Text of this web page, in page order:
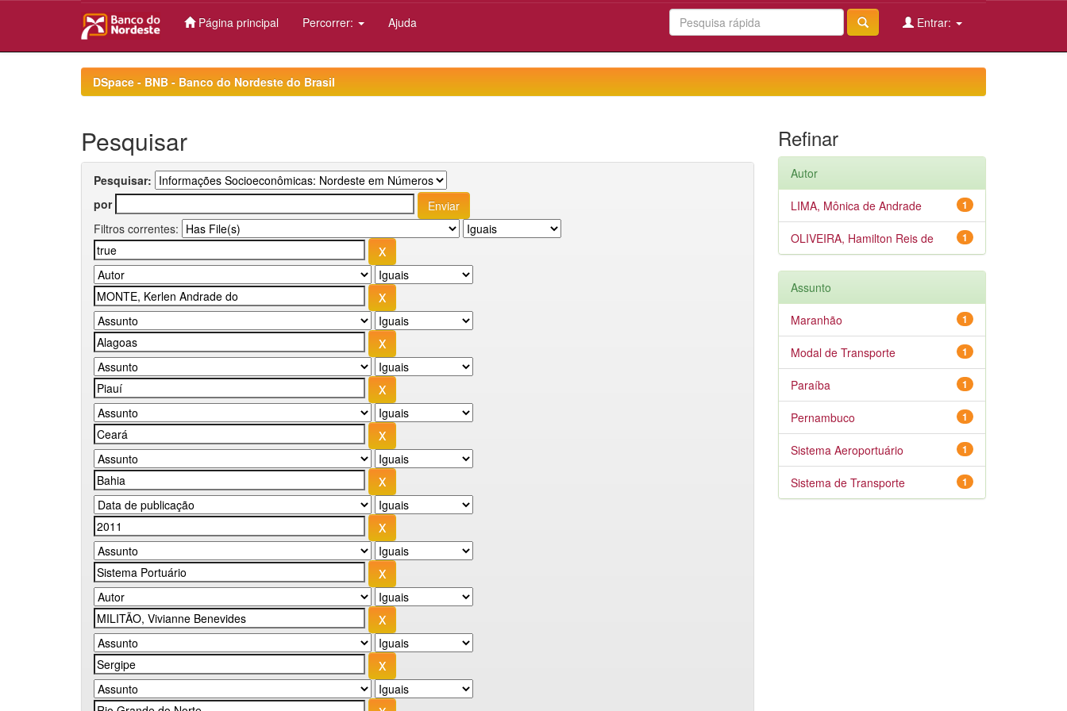
Página principal Percorrer: Ajuda Entrar:
DSpace - BNB - Banco do Nordeste do Brasil
Pesquisar
Pesquisar:
por
Filtros correntes:
Refinar
Autor
1
LIMA, Mônica de Andrade
1
OLIVEIRA, Hamilton Reis de
Assunto
1
Maranhão
1
Modal de Transporte
1
Paraíba
1
Pernambuco
1
Sistema Aeroportuário
1
Sistema de Transporte